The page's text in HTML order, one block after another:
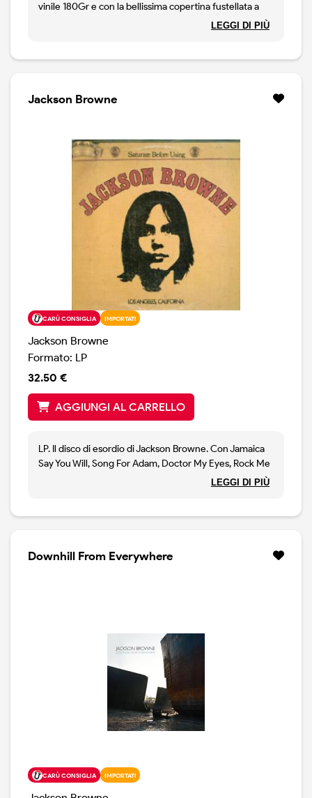
vinile 180Gr e con la bellissima copertina fustellata a
LEGGI DI PIÙ
Jackson Browne
CARÙ CONSIGLIA IMPORTATI
Jackson Browne
Formato: LP
32.50 €
AGGIUNGI AL CARRELLO
LP. Il disco di esordio di Jackson Browne. Con Jamaica
Say You Will, Song For Adam, Doctor My Eyes, Rock Me
On The Water ed altre. Nuova edizione rimasterizzata
LEGGI DI PIÙ
Downhill From Everywhere
CARÙ CONSIGLIA IMPORTATI